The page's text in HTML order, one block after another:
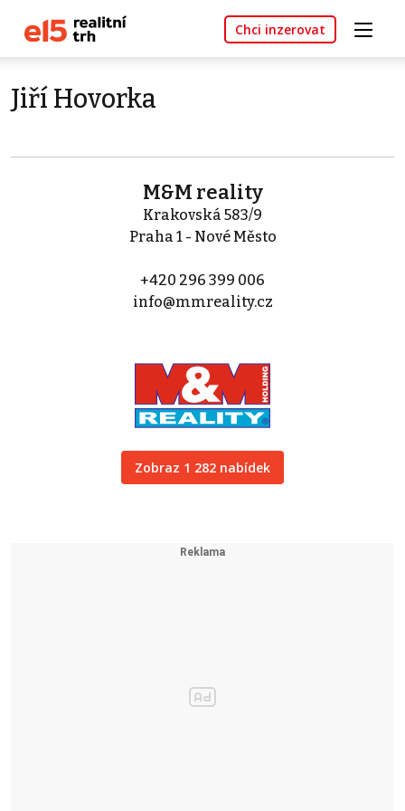
Chci inzerovat
Jiří Hovorka
M&M reality
Krakovská 583/9
Praha 1 - Nové Město
+420 296 399 006
info@mmreality.cz
Zobraz 1 282 nabídek